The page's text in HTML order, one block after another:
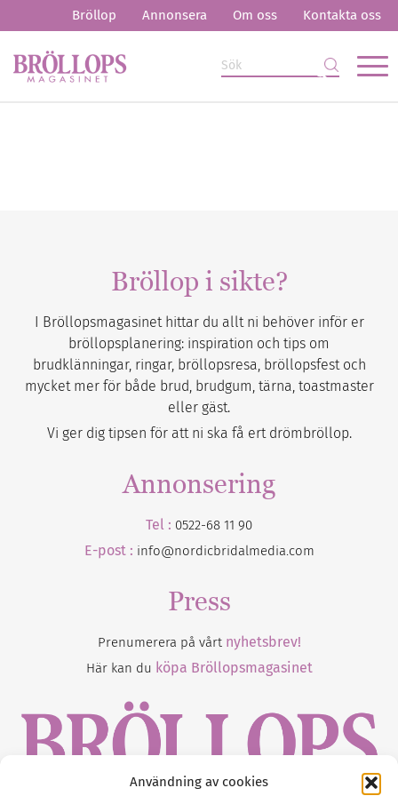
Användning av cookies
Bröllop Annonsera Om oss Kontakta oss
Bröllop i sikte?
I Bröllopsmagasinet hittar du allt ni behöver inför er
bröllopsplanering: inspiration och tips om
brudklänningar, ringar, bröllopsresa, bröllopsfest och
mycket mer för både brud, brudgum, tärna, toastmaster
eller gäst.
Vi ger dig tipsen för att ni ska få ert drömbröllop.
Annonsering
Tel : 0522-68 11 90
E-post : info@nordicbridalmedia.com
Press
Prenumerera på vårt nyhetsbrev!
Här kan du köpa Bröllopsmagasinet